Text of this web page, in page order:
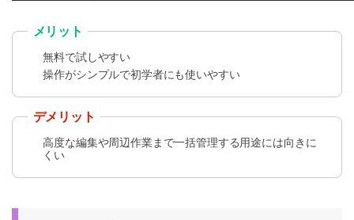
メリット
無料で試しやすい
操作がシンプルで初学者にも使いやすい
デメリット
高度な編集や周辺作業まで一括管理する用途には向きに
くい